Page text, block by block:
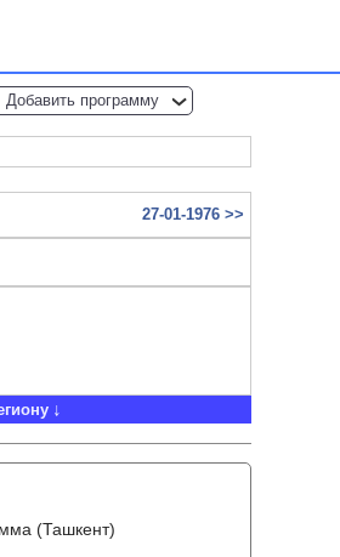
Добавить программу
27-01-1976 >>
(Ташкент)